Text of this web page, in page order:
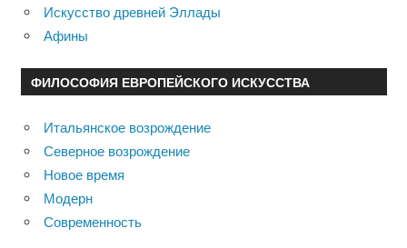
Искусство древней Эллады
Афины
ФИЛОСОФИЯ ЕВРОПЕЙСКОГО ИСКУССТВА
Итальянское возрождение
Северное возрождение
Новое время
Модерн
Современность